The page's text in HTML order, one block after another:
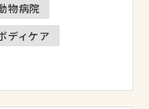
物病院
ディケア